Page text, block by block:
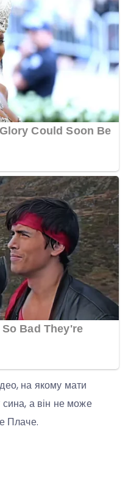
на якому мати
сина, а він не може
Плаче.